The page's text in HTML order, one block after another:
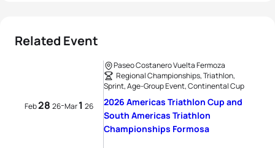
Related Event
Feb28 26-Mar1 26
Paseo Costanero Vuelta Fermoza
Regional Championships, Triathlon,
Sprint, Age-Group Event, Continental Cup
2026 Americas Triathlon Cup and
South Americas Triathlon
Championships Formosa